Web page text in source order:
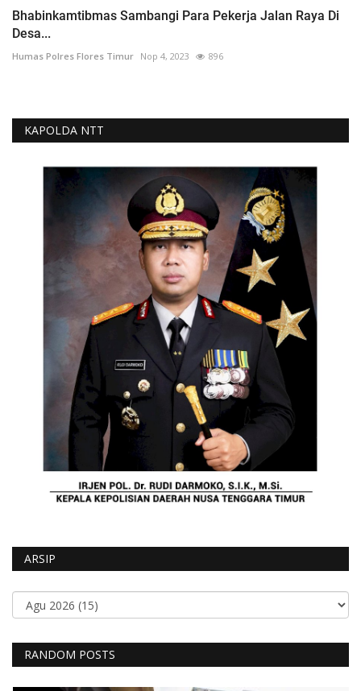
Bhabinkamtibmas Sambangi Para Pekerja Jalan Raya Di
Desa...
Humas Polres Flores Timur Nop 4, 2023 896
KAPOLDA NTT
ARSIP
RANDOM POSTS